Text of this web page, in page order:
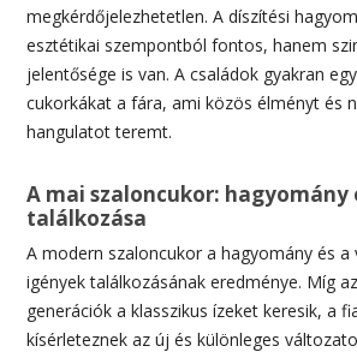
megkérdőjelezhetetlen. A díszítési
esztétikai szempontból fontos, hanem
jelentősége is van. A családok gyakran
cukorkákat a fára, ami közös élményt és
hangulatot teremt.
A mai szaloncukor: hagyomány
találkozása
A modern szaloncukor a hagyomány és
igények találkozásának eredménye. Míg
generációk a klasszikus ízeket keresik, a
kísérleteznek az új és különleges